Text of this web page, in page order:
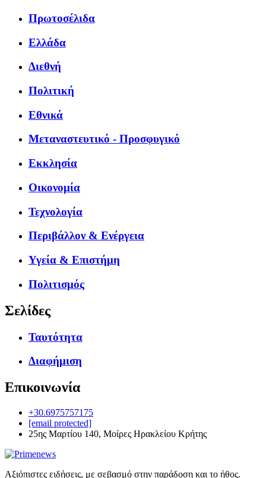
Πρωτοσέλιδα
Ελλάδα
Διεθνή
Πολιτική
Εθνικά
Μεταναστευτικό - Προσφυγικό
Εκκλησία
Οικονομία
Τεχνολογία
Περιβάλλον & Ενέργεια
Υγεία & Επιστήμη
Πολιτισμός
Σελίδες
Ταυτότητα
Διαφήμιση
Επικοινωνία
+30.6975757175
[email protected]
25ης Μαρτίου 140, Μοίρες Ηρακλείου Κρήτης
Αξιόπιστες ειδήσεις, με σεβασμό στην παράδοση και το ήθος.